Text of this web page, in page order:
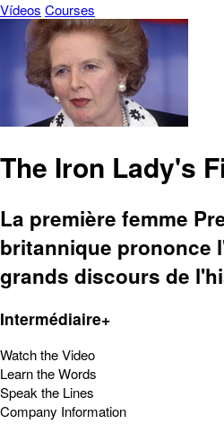
Vídeos Courses
The Iron Lady's
La première femme
britannique prononce
grands discours de
Intermédiaire+
Watch the Video
Learn the Words
Speak the Lines
Company Information